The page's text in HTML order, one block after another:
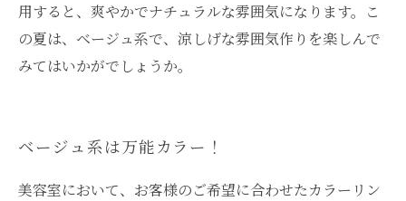
用すると、爽やかでナチュラルな雰囲気になります。こ
の夏は、ベージュ系で、涼しげな雰囲気作りを楽しんで
みてはいかがでしょうか。
ベージュ系は万能カラー！
美容室において、お客様のご希望に合わせたカラーリン